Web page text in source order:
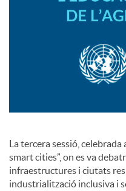
La tercera sessió, celebrada
smart cities”, on es va
infraestructures i ciutats
industrialització inclusiva i